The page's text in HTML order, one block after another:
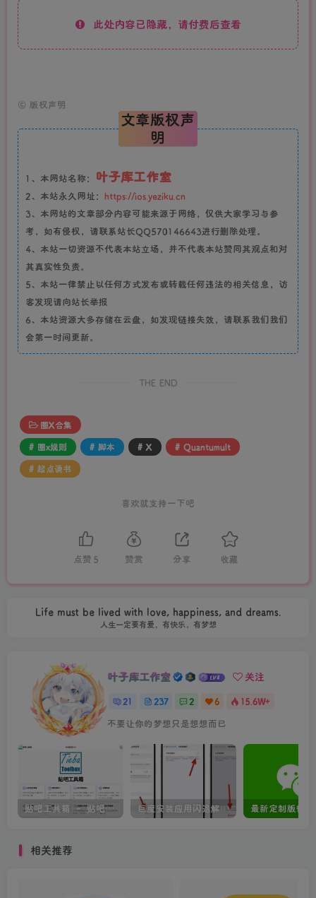
此处内容已隐藏，请付费后查看
© 版权声明
文章版权声
明
1、本网站名称： 叶子库工作室
2、本站永久网址： https://ios.yeziku.cn
3、本网站的文章部分内容可能来源于网络，仅供大家学习与参
考，如有侵权，请联系站长QQ570146643进行删除处理。
4、本站一切资源不代表本站立场，并不代表本站赞同其观点和对
其真实性负责。
5、本站一律禁止以任何方式发布或转载任何违法的相关信息，访
客发现请向站长举报
6、本站资源大多存储在云盘，如发现链接失效，请联系我们我们
会第一时间更新。
THE END
圈X合集
# 圈x规则
# 脚本 # X
# Quantumult
# 起点读书
喜欢就支持一下吧
点赞 5 赞赏 分享 收藏
Life must be lived with love, happiness, and dreams.
人生一定要有爱，有快乐，有梦想
叶子库工作室 关注
21 237 2 6
15.6W+
不要让你的梦想只是想想而已
贴吧工具箱 – 贴吧数据查询工具 巨魔安装应用闪退解决方法
相关推荐